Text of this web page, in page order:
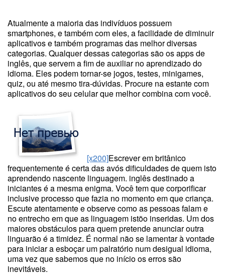
Atualmente a maioria das indivíduos possuem
smartphones, e também com eles, a facilidade de diminuir
aplicativos e também programas das melhor diversas
categorias. Qualquer dessas categorias são os apps de
inglês, que servem a fim de auxiliar no aprendizado do
idioma. Eles podem tornar-se jogos, testes, minigames,
quiz, ou até mesmo tira-dúvidas. Procure na estante com
aplicativos do seu celular que melhor combina com você.
[x200]Escrever em britânico
frequentemente é certa das avós dificuldades de quem isto
aprendendo nascente linguagem. inglês destinado a
iniciantes é a mesma enigma. Você tem que corporificar
inclusive processo que fazia no momento em que criança.
Escute atentamente e observe como as pessoas falam e
no entrecho em que as linguagem istõo inseridas. Um dos
maiores obstáculos para quem pretende anunciar outra
linguarão é a timidez. É normal não se lamentar à vontade
para iniciar a esboçar um palratório num desigual idioma,
uma vez que sabemos que no início os erros são
inevitáveis.